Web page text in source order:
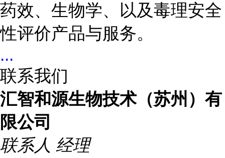
药效、生物学、以及毒理安全
性评价产品与服务。
...
联系我们
汇智和源生物技术（苏州）有
限公司
联系人 经理